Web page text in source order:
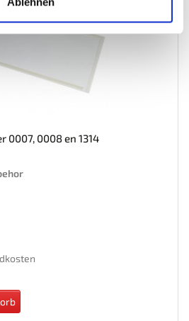
0008 en 1314